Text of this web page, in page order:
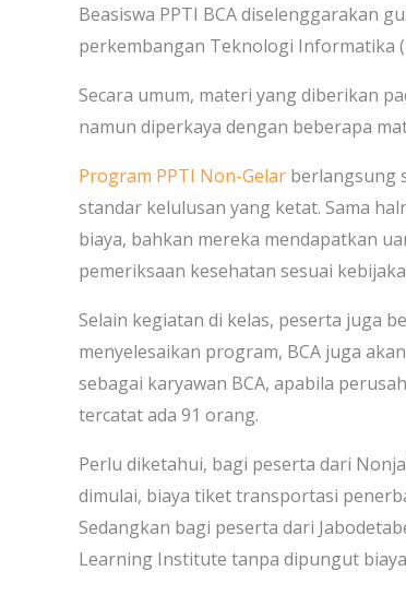
Beasiswa PPTI BCA diselenggarakan
perkembangan Teknologi Informatika
Secara umum, materi yang diberikan
namun diperkaya dengan beberapa
Program PPTI Non-Gelar berlangsung
standar kelulusan yang ketat. Sama
biaya, bahkan mereka mendapatkan
pemeriksaan kesehatan sesuai
Selain kegiatan di kelas, peserta juga
menyelesaikan program, BCA juga
sebagai karyawan BCA, apabila
tercatat ada 91 orang.
Perlu diketahui, bagi peserta dari
dimulai, biaya tiket transportasi
Sedangkan bagi peserta dari
Learning Institute tanpa dipungut